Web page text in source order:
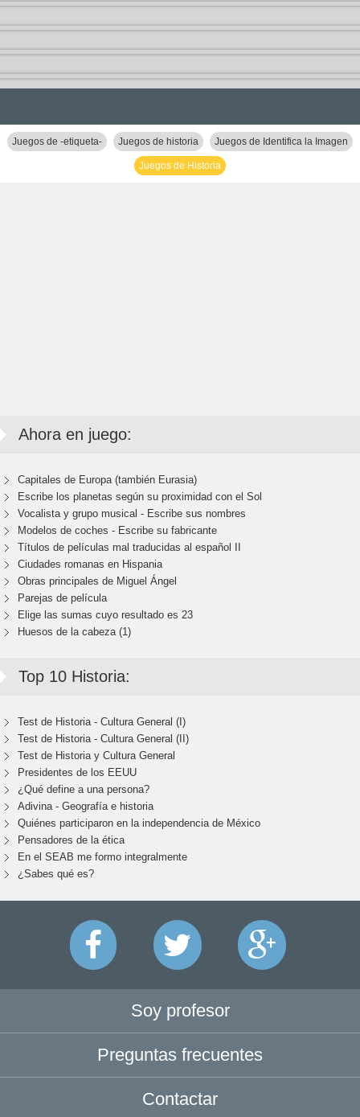
Juegos de -etiqueta- Juegos de historia Juegos de Identifica la Imagen
Juegos de Historia
Ahora en juego:
Capitales de Europa (también Eurasia)
Escribe los planetas según su proximidad con el Sol
Vocalista y grupo musical - Escribe sus nombres
Modelos de coches - Escribe su fabricante
Títulos de películas mal traducidas al español II
Ciudades romanas en Hispania
Obras principales de Miguel Ángel
Parejas de película
Elige las sumas cuyo resultado es 23
Huesos de la cabeza (1)
Top 10 Historia:
Test de Historia - Cultura General (I)
Test de Historia - Cultura General (II)
Test de Historia y Cultura General
Presidentes de los EEUU
¿Qué define a una persona?
Adivina - Geografía e historia
Quiénes participaron en la independencia de México
Pensadores de la ética
En el SEAB me formo integralmente
¿Sabes qué es?
Soy profesor
Preguntas frecuentes
Contactar